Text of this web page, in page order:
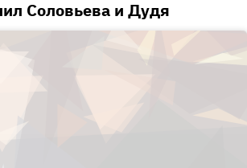
Соловьева и Дудя